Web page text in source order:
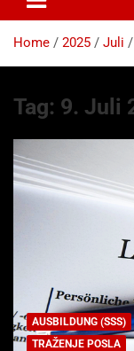
Home 2025 Juli
Tag: 9. Juli
AUSBILDUNG (SSS)
TRAŽENJE POSLA